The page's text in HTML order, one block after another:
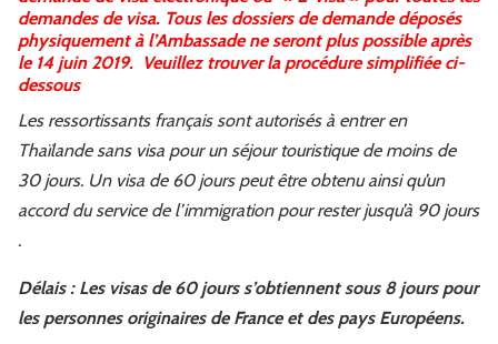
demandes de visa. Tous les dossiers de demande déposés
physiquement à l’Ambassade ne seront plus possible après
le 14 juin 2019. Veuillez trouver la procédure simplifiée ci-
dessous
Les ressortissants français sont autorisés à entrer en
Thaïlande sans visa pour un séjour touristique de moins de
30 jours. Un visa de 60 jours peut être obtenu ainsi qu’un
accord du service de l’immigration pour rester jusqu’à 90 jours
.
Délais : Les visas de 60 jours s’obtiennent sous 8 jours pour
les personnes originaires de France et des pays Européens.